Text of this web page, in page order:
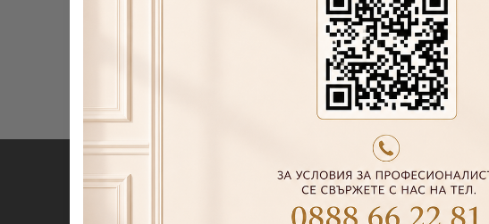
ФИБРОСТЪКЛО CARBON
38.00 лв.
Колекция Acryl gel bottle nude
Декорации
Blooming gel
Slime gel